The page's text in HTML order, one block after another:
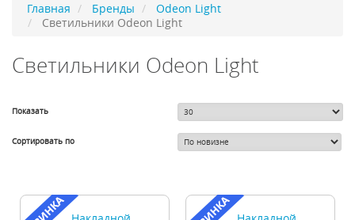
Главная Бренды
Odeon Light
Светильники Odeon Light
Светильники Odeon Light
Показать
Сортировать по